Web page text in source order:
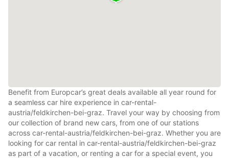
Benefit from Europcar’s great deals available all year round for
a seamless car hire experience in car-rental-
austria/feldkirchen-bei-graz. Travel your way by choosing from
our collection of brand new cars, from one of our stations
across car-rental-austria/feldkirchen-bei-graz. Whether you are
looking for car rental in car-rental-austria/feldkirchen-bei-graz
as part of a vacation, or renting a car for a special event, you